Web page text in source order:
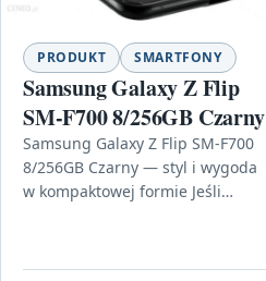
PRODUKT SMARTFONY
Samsung Galaxy Z Flip
SM-F700 8/256GB Czarny
Samsung Galaxy Z Flip SM-F700
8/256GB Czarny — styl i wygoda
w kompaktowej formie Jeśli